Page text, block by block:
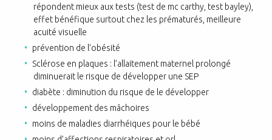
répondent mieux aux tests (test de mc carthy, test bayley),
effet bénéfique surtout chez les prématurés, meilleure
acuité visuelle
prévention de l’obésité
Sclérose en plaques : l’allaitement maternel prolongé
diminuerait le risque de développer une SEP
diabète : diminution du risque de le développer
développement des mâchoires
moins de maladies diarrhéiques pour le bébé